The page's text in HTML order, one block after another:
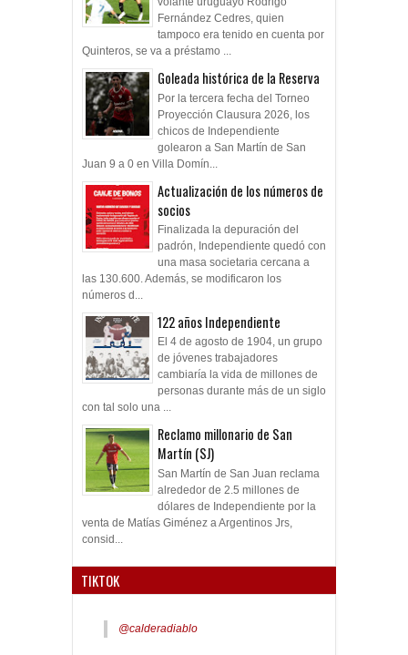
Fernández Cedres, quien
tampoco era tenido en cuenta por
Quinteros, se va a préstamo ...
Goleada histórica de la Reserva
Por la tercera fecha del Torneo
Proyección Clausura 2026, los
chicos de Independiente
golearon a San Martín de San
Juan 9 a 0 en Villa Domín...
Actualización de los números de
socios
Finalizada la depuración del
padrón, Independiente quedó con
una masa societaria cercana a
las 130.600. Además, se modificaron los
números d...
122 años Independiente
El 4 de agosto de 1904, un grupo
de jóvenes trabajadores
cambiaría la vida de millones de
personas durante más de un siglo
con tal solo una ...
Reclamo millonario de San
Martín (SJ)
San Martín de San Juan reclama
alrededor de 2.5 millones de
dólares de Independiente por la
venta de Matías Giménez a Argentinos Jrs,
consid...
TIKTOK
@calderadiablo